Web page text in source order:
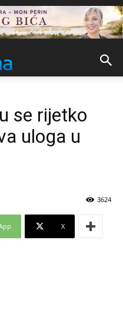
se rijetko
uloga u
3624
X